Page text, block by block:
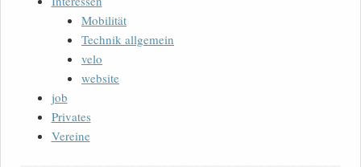
Mobilität
Technik allgemein
velo
website
job
Privates
Vereine